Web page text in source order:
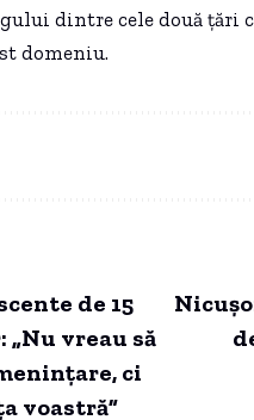
dintre cele două țări
domeniu.
de 15
vreau să
ci
voastră”